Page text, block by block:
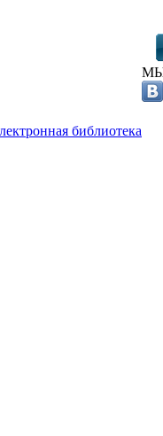
библиотека